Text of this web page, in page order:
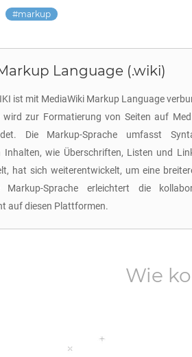
markup
Language (.wiki)
ist mit MediaWiki Markup Language
wird zur Formatierung von Seiten auf
Die Markup-Sprache umfasst
Inhalten, wie Überschriften, Listen und
hat sich weiterentwickelt, um eine
Markup-Sprache erleichtert die
auf diesen Plattformen.
Wie